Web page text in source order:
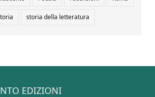
storia della letteratura
EDIZIONI